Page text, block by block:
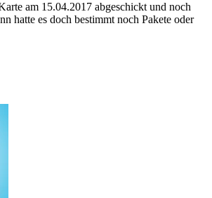
am 15.04.2017 abgeschickt und noch
hatte es doch bestimmt noch Pakete oder